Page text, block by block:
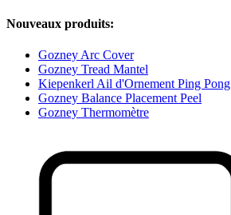
Nouveaux produits:
Gozney Arc Cover
Gozney Tread Mantel
Kiepenkerl Ail d'Ornement Ping Pong
Gozney Balance Placement Peel
Gozney Thermomètre